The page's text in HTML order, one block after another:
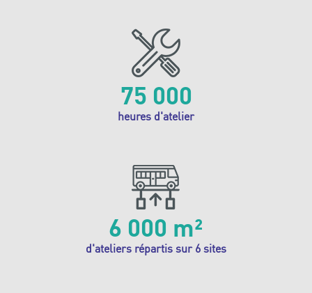
75 000
heures d'atelier
6 000 m²
d'ateliers répartis sur 6 sites